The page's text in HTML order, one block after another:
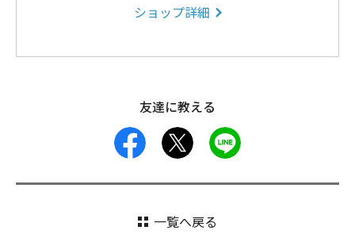
ショップ詳細
友達に教える
facebook
一覧へ戻る